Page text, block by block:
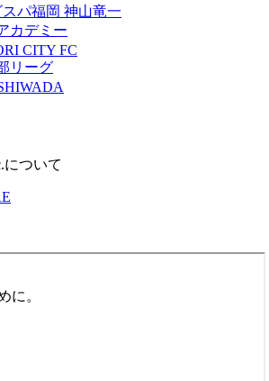
パ福岡 神山竜一
カデミー
CITY FC
リーグ
について